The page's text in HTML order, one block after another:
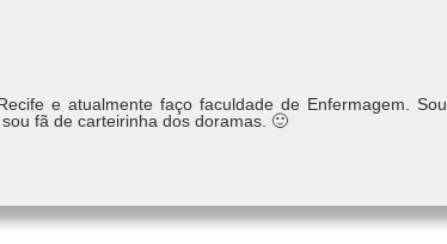
e atualmente faço faculdade de Enfermagem. Sou
fã de carteirinha dos doramas. 🙂